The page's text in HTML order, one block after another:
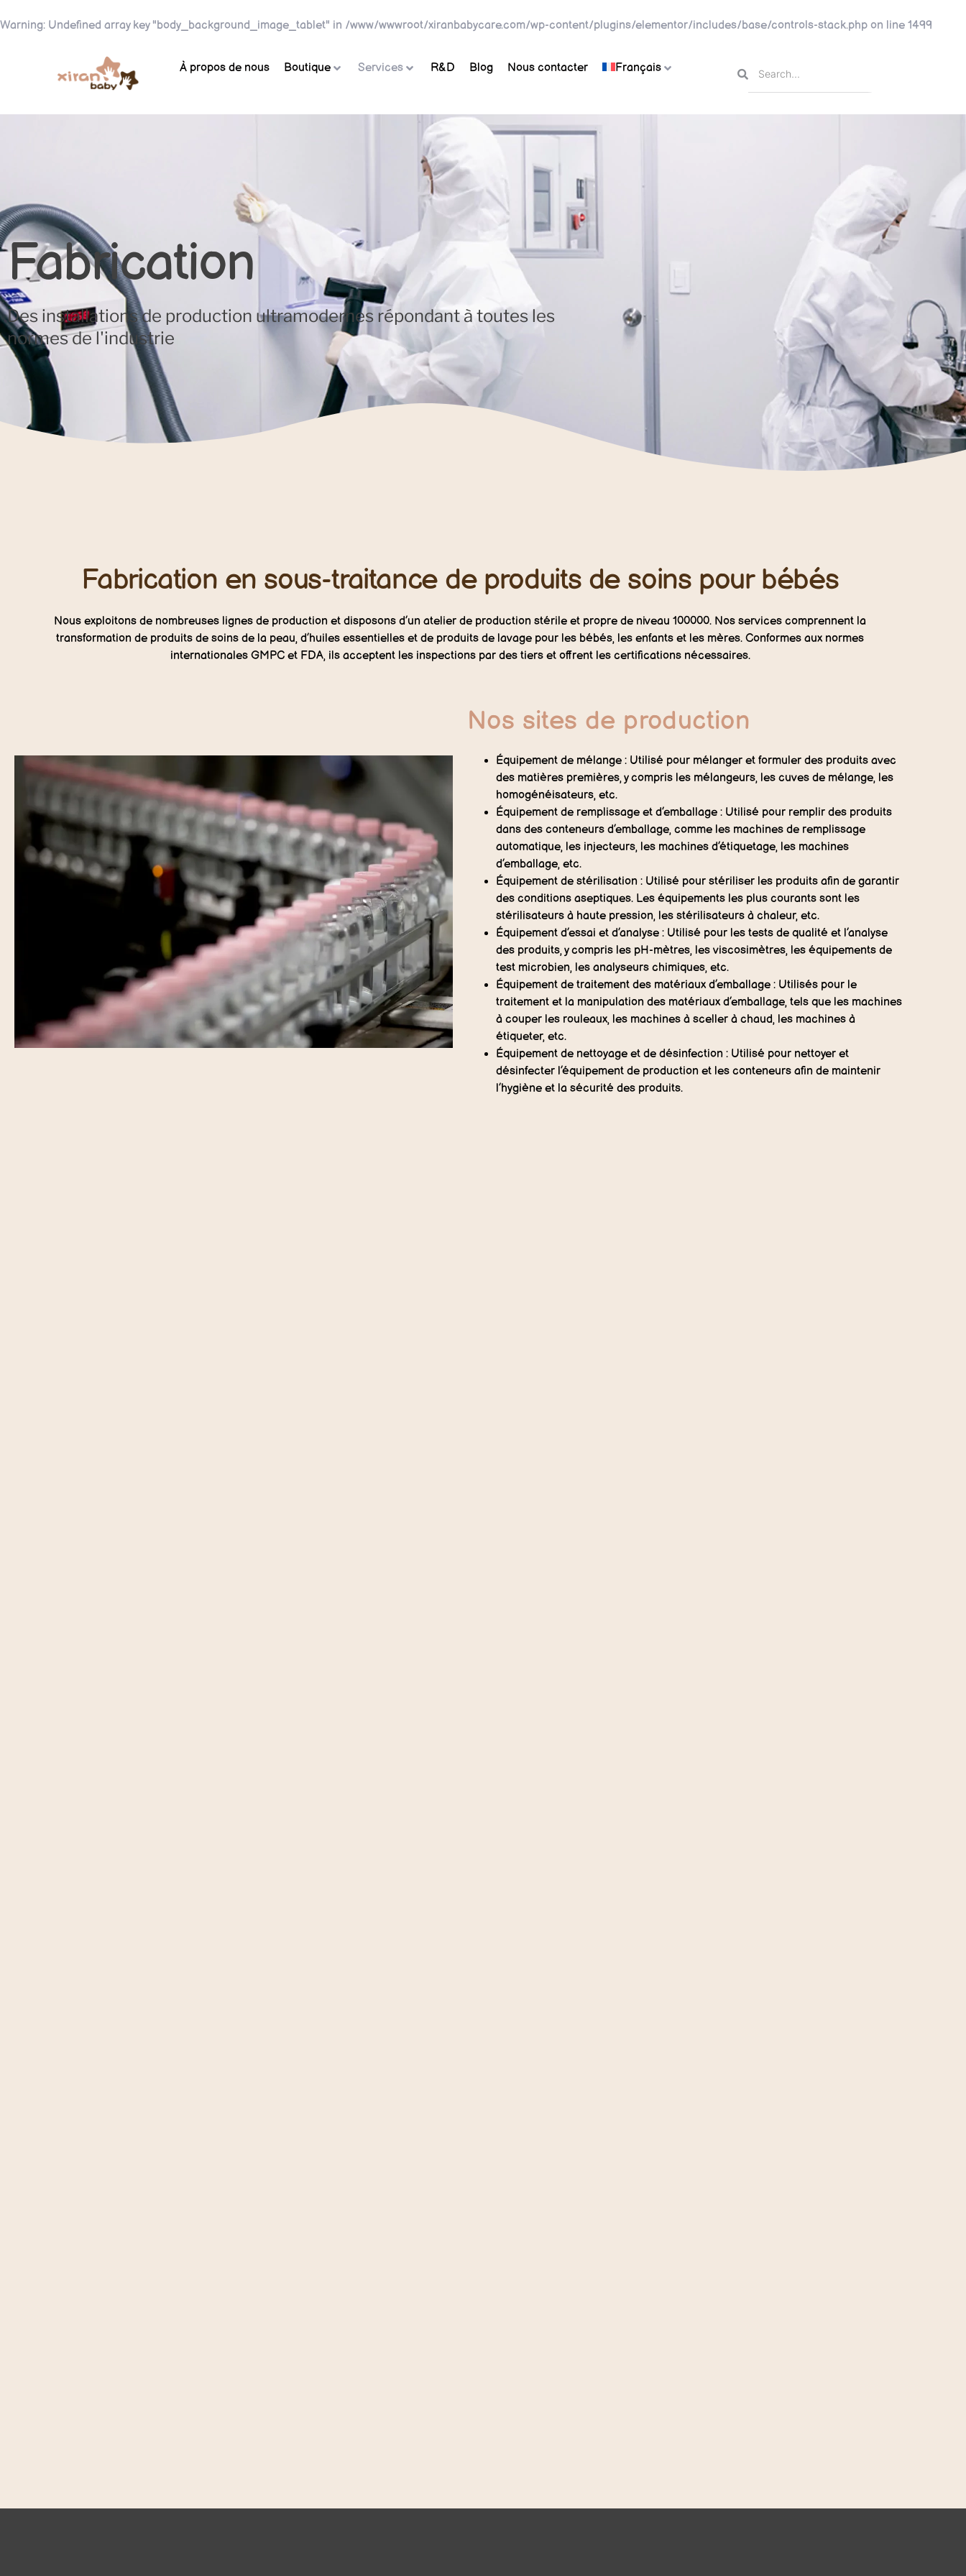
Warning: Undefined array key "body_background_image_tablet" in /www/wwwroot/xiranbabycare.com/wp-content/plugins/elementor/includes/base/controls-stack.php on line 1499
À propos de nous Boutique Services R&D Blog Nous contacter Français
Fabrication
Des installations de production ultramodernes répondant à toutes les
normes de l'industrie
Fabrication en sous-traitance de produits de soins pour bébés
Nous exploitons de nombreuses lignes de production et disposons d’un atelier de production stérile et propre de niveau 100000. Nos services comprennent la
transformation de produits de soins de la peau, d’huiles essentielles et de produits de lavage pour les bébés, les enfants et les mères. Conformes aux normes
internationales GMPC et FDA, ils acceptent les inspections par des tiers et offrent les certifications nécessaires.
Nos sites de production
Équipement de mélange : Utilisé pour mélanger et formuler des produits avec
des matières premières, y compris les mélangeurs, les cuves de mélange, les
homogénéisateurs, etc.
Équipement de remplissage et d’emballage : Utilisé pour remplir des produits
dans des conteneurs d’emballage, comme les machines de remplissage
automatique, les injecteurs, les machines d’étiquetage, les machines
d’emballage, etc.
Équipement de stérilisation : Utilisé pour stériliser les produits afin de garantir
des conditions aseptiques. Les équipements les plus courants sont les
stérilisateurs à haute pression, les stérilisateurs à chaleur, etc.
Équipement d’essai et d’analyse : Utilisé pour les tests de qualité et l’analyse
des produits, y compris les pH-mètres, les viscosimètres, les équipements de
test microbien, les analyseurs chimiques, etc.
Équipement de traitement des matériaux d’emballage : Utilisés pour le
traitement et la manipulation des matériaux d’emballage, tels que les machines
à couper les rouleaux, les machines à sceller à chaud, les machines à
étiqueter, etc.
Équipement de nettoyage et de désinfection : Utilisé pour nettoyer et
désinfecter l’équipement de production et les conteneurs afin de maintenir
l’hygiène et la sécurité des produits.